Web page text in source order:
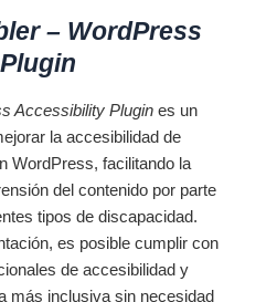
– WordPress
Accessibility Plugin es un
la accesibilidad de
WordPress, facilitando la
del contenido por parte
tipos de discapacidad.
es posible cumplir con
de accesibilidad y
más inclusiva sin necesidad